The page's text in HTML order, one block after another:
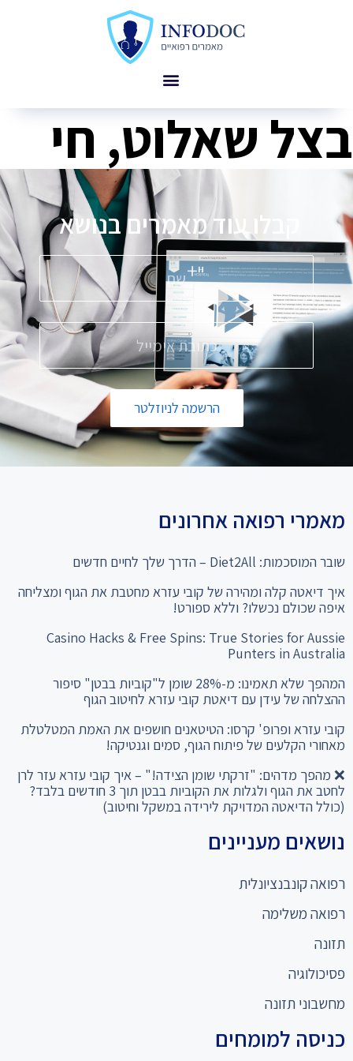
בצל שאלוט, חי
קבלו עוד מאמרים בנושא
הרשמה לניוזלטר
מאמרי רפואה אחרונים
שובר המוסכמות: Diet2All – הדרך שלך לחיים חדשים
איך דיאטה קלה ומהירה של קובי עזרא מחטבת את הגוף ומצליחה
איפה שכולם נכשלו? וללא ספורט!
Casino Hacks & Free Spins: True Stories for Aussie
Punters in Australia
המהפך שלא תאמינו: מ-28% שומן ל"קוביות בבטן" סיפור
ההצלחה של עידן עם דיאטת קובי עזרא לחיטוב הגוף
קובי עזרא ופרופ' קרסו: הטיטאנים חושפים את האמת המטלטלת
מאחורי הקלעים של פיתוח הגוף, סמים וגנטיקה!
❌ מהפך מדהים: "זרקתי שומן הצידה!" – איך קובי עזרא עזר לרן
לחטב את הגוף ולגלות את הקוביות בבטן תוך 3 חודשים בלבד?
(כולל הדיאטה המדויקת לירידה במשקל וחיטוב)
נושאים מעניינים
רפואה קונבנציונלית
רפואה משלימה
תזונה
פסיכולוגיה
מחשבוני תזונה
כניסה למומחים